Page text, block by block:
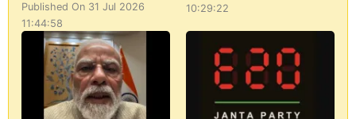
Published On 31 Jul 2026
11:44:58
10:29:22